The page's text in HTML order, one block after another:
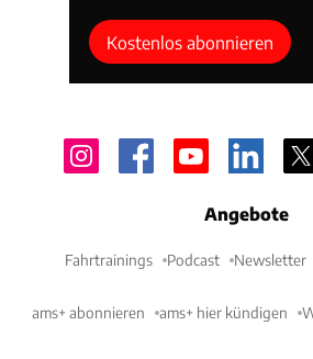
Kostenlos abonnieren
Angebote
Fahrtrainings Podcast Newsletter
ams+ abonnieren ams+ hier kündigen